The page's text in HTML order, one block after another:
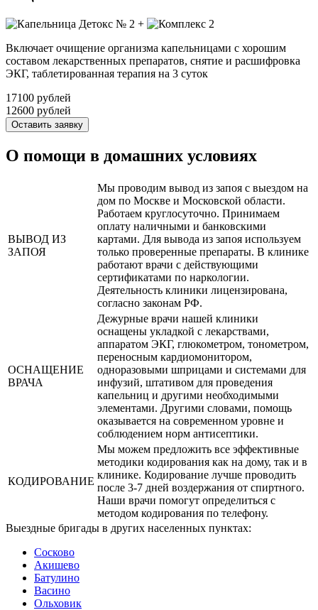
+
Включает очищение организма капельницами с хорошим
составом лекарственных препаратов, снятие и расшифровка
ЭКГ, таблетированная терапия на 3 суток
17100 рублей
12600 рублей
Оставить заявку
О помощи в домашних условиях
ВЫВОД ИЗ
ЗАПОЯ
Мы проводим вывод из запоя с выездом на
дом по Москве и Московской области.
Работаем круглосуточно. Принимаем
оплату наличными и банковскими
картами. Для вывода из запоя используем
только проверенные препараты. В клинике
работают врачи с действующими
сертификатами по наркологии.
Деятельность клиники лицензирована,
согласно законам РФ.
ОСНАЩЕНИЕ
ВРАЧА
Дежурные врачи нашей клиники
оснащены укладкой с лекарствами,
аппаратом ЭКГ, глюкометром, тонометром,
переносным кардиомонитором,
одноразовыми шприцами и системами для
инфузий, штативом для проведения
капельниц и другими необходимыми
элементами. Другими словами, помощь
оказывается на современном уровне и
соблюдением норм антисептики.
КОДИРОВАНИЕ
Мы можем предложить все эффективные
методики кодирования как на дому, так и в
клинике. Кодирование лучше проводить
после 3-7 дней воздержания от спиртного.
Наши врачи помогут определиться с
методом кодирования по телефону.
Выездные бригады в других населенных пунктах:
Сосково
Акишево
Батулино
Васино
Ольховик